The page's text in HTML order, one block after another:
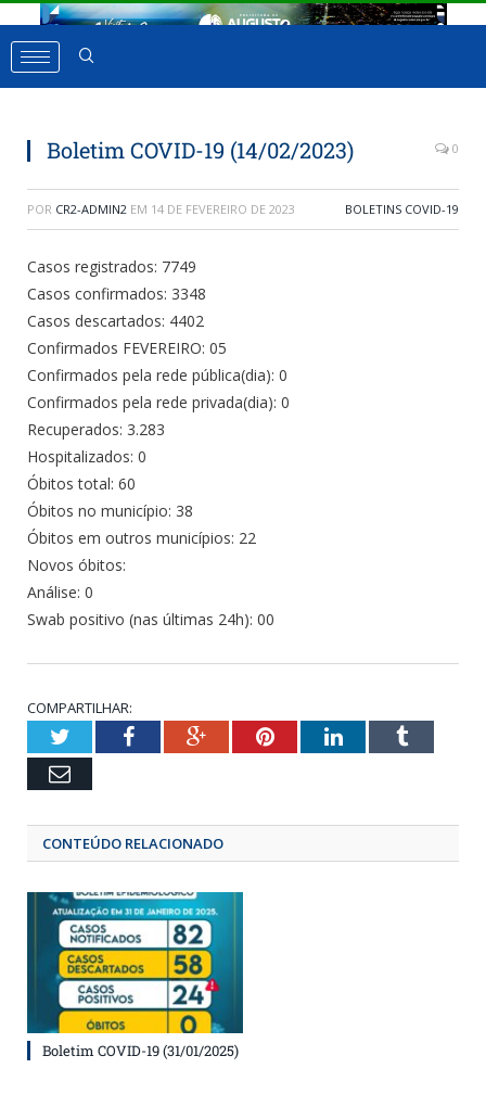
Boletim COVID-19 (14/02/2023) 0
POR CR2-ADMIN2 EM 14 DE FEVEREIRO DE 2023 BOLETINS COVID-19
Casos registrados: 7749
Casos confirmados: 3348
Casos descartados: 4402
Confirmados FEVEREIRO: 05
Confirmados pela rede pública(dia): 0
Confirmados pela rede privada(dia): 0
Recuperados: 3.283
Hospitalizados: 0
Óbitos total: 60
Óbitos no município: 38
Óbitos em outros municípios: 22
Novos óbitos:
Análise: 0
Swab positivo (nas últimas 24h): 00
COMPARTILHAR:
TwitterFacebookGoogle+Pinterest
LinkedIn
Email
CONTEÚDO RELACIONADO
Boletim COVID-19 (31/01/2025)